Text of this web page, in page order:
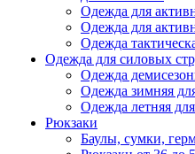
Одежда для
Одежда для
Одежда
Одежда для силовых
Одежда
Одежда зимняя
Одежда летняя
Рюкзаки
Баулы, сумки,